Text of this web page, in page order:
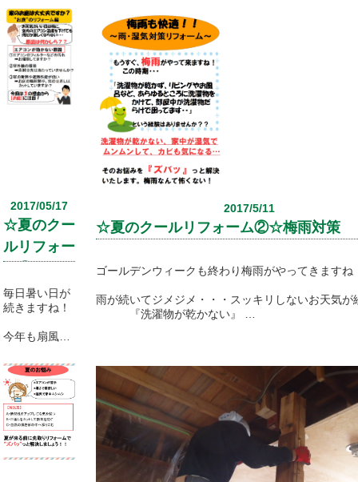
http://www.city.kizugawa.lg.jp/events/index.cfm/
『布ぞうりの』詳細は上記のURLです！
ついに梅雨入
りしました
ね。
☆夏のクール
リフォーム
②☆梅雨対策
でも
お話しました
特に洗濯
物！！
梅雨に入ると
で悩んで
らっしゃる方
軽にそんな悩
みを解消でき
る
『梅雨の便利
アイテム』を
ご紹介いたし
まずはお手軽にＤＩＹしてみたい方必見です！！
2017/05/17
☆夏のクー
ルリフォー
対策
毎日暑い日が
続きますね！
今年も扇風
のお掃除をし
て夏に向けて
の準備を
すすめていま
した(^^♪
2017/5/11
☆夏のクールリフォーム②☆梅雨対策
ゴールデンウィークも終わり梅雨がやってきます
雨が続いてジメジメ・・・スッキリしないお天気
『洗濯物が乾かない』
そこで！！
【夏のクールリフォーム第二弾！！】
今回は、梅雨対策で雨・湿気リフォーム特集！
梅雨を快適に過ごす為のポイントやおすすめ商品を
ご紹介します。